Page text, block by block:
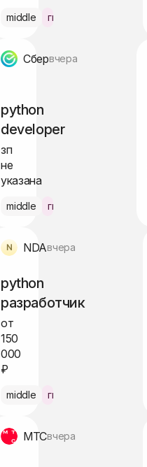
middle гибрид Москва
Сбервчера
python
developer
зп
не
указана
middle гибрид Москва
NDAвчера
python
разработчик
от
150
000
₽
middle гибрид Москва
МТСвчера